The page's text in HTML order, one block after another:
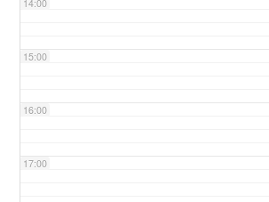
14:00
15:00
16:00
17:00